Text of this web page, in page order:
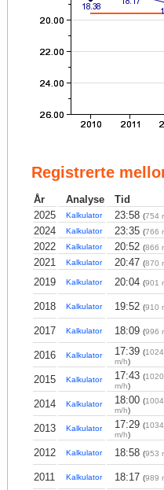
Registrerte
År Analyse Tid
2025
Kalkulator 23:58 (754
2024 Kalkulator 23:35 (766
2022 Kalkulator 20:52 (866
2021 Kalkulator 20:47 (870
2019 Kalkulator 20:04 (901
2018 Kalkulator 19:52 (910
2017 Kalkulator 18:09 (996
2016 Kalkulator 17:39 (1024
m/h)
2015 Kalkulator 17:43 (1020
m/h)
2014 Kalkulator 18:00 (1004
m/h)
2013 Kalkulator 17:29 (1034
m/h)
2012 Kalkulator 18:58 (953
2011 Kalkulator 18:17 (989